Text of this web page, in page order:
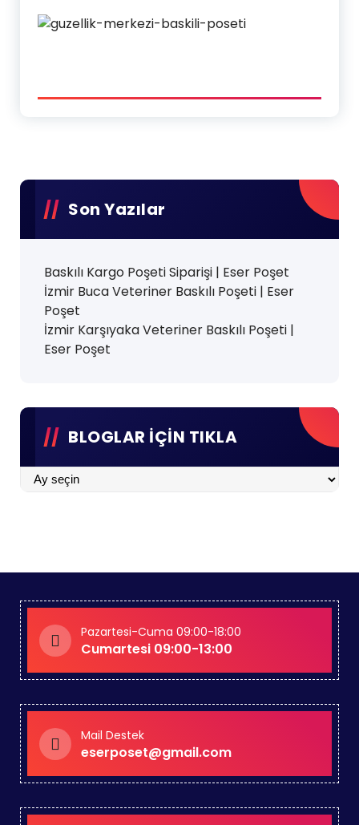
Son Yazılar
Baskılı Kargo Poşeti Siparişi | Eser Poşet
İzmir Buca Veteriner Baskılı Poşeti | Eser
Poşet
İzmir Karşıyaka Veteriner Baskılı Poşeti |
Eser Poşet
BLOGLAR İÇİN TIKLA
BLOGLAR
Pazartesi-Cuma 09:00-18:00
Cumartesi 09:00-13:00
Mail Destek
eserposet@gmail.com